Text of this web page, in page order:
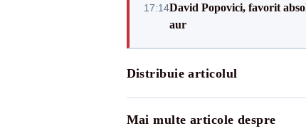
17:14David Popovici, favorit
aur
Distribuie articolul
Mai multe articole despre